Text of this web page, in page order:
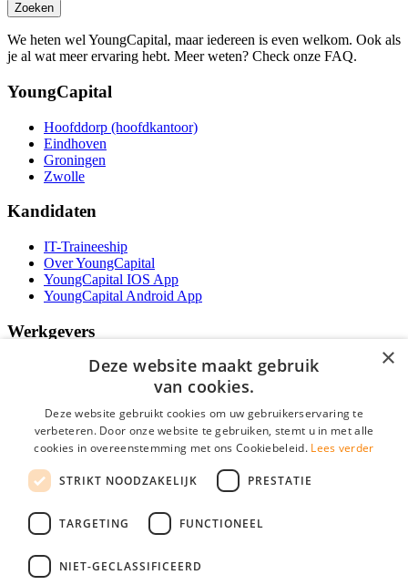
Zoeken
We heten wel YoungCapital, maar iedereen is even welkom. Ook als
je al wat meer ervaring hebt. Meer weten? Check onze FAQ.
YoungCapital
Hoofddorp (hoofdkantoor)
Eindhoven
Groningen
Zwolle
Kandidaten
IT-Traineeship
Over YoungCapital
YoungCapital IOS App
YoungCapital Android App
Werkgevers
Het concept
Contractvormen
Brochure aanvragen
Vacature aanmelden
F.A.Q.
Partners
Social
×
Deze website maakt gebruik
van cookies.
Deze website gebruikt cookies om uw gebruikerservaring te
verbeteren. Door onze website te gebruiken, stemt u in met alle
cookies in overeenstemming met ons Cookiebeleid. Lees verder
STRIKT NOODZAKELIJK PRESTATIE
TARGETING FUNCTIONEEL
NIET-GECLASSIFICEERD